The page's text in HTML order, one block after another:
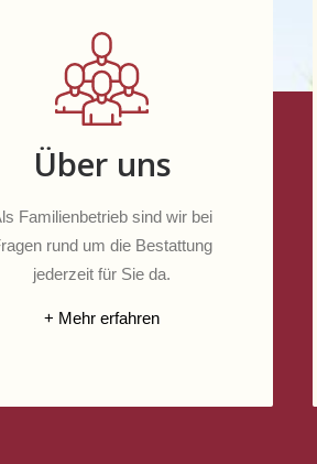
Über uns
Familienbetrieb sind wir bei
rund um die Bestattung
jederzeit für Sie da.
+ Mehr erfahren